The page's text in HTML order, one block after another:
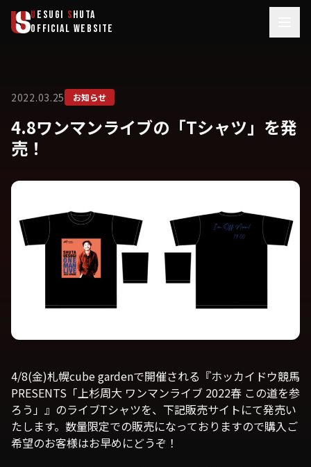
メインコンテンツへスキップ
U ESUGI SHUTA
OFFICIAL WEBSITE
2022.03.25 お知らせ
4.8ワンマンライブの「Tシャツ」を発
売！
4/8(金)札幌cube gardenで開催される『ホッカイドウ競馬
PRESENTS「上杉周大 ワンマンライブ 2022春 この道を参
ろう」』のライブTシャツを、下記販売サイトにて発売い
たします。数量限定での販売になっておりますので購入ご
希望のお客様はお早めにどうぞ！